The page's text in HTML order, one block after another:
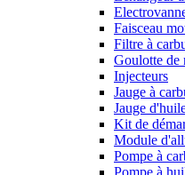
Faisceau
Filtre à
Goulotte de
Injecteurs
Jauge à
Jauge
Kit de
Module
Pompe à
Pompe à